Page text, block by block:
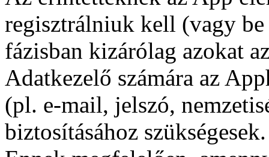
regisztrálniuk kell (vagy
fázisban kizárólag azokat
Adatkezelő számára az
(pl. e-mail, jelszó,
biztosításához szükségesek.